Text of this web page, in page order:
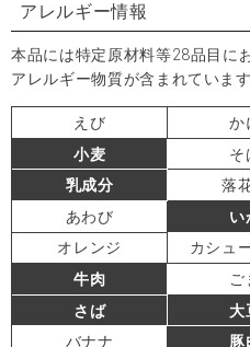
アレルギー情報
本品には特定原材料等28品目に
アレルギー物質が含まれていま
えび か
小麦
そ
乳成分
落
あわび
い
オレンジ
カシュ
牛肉
ご
さば
大
バナナ
豚